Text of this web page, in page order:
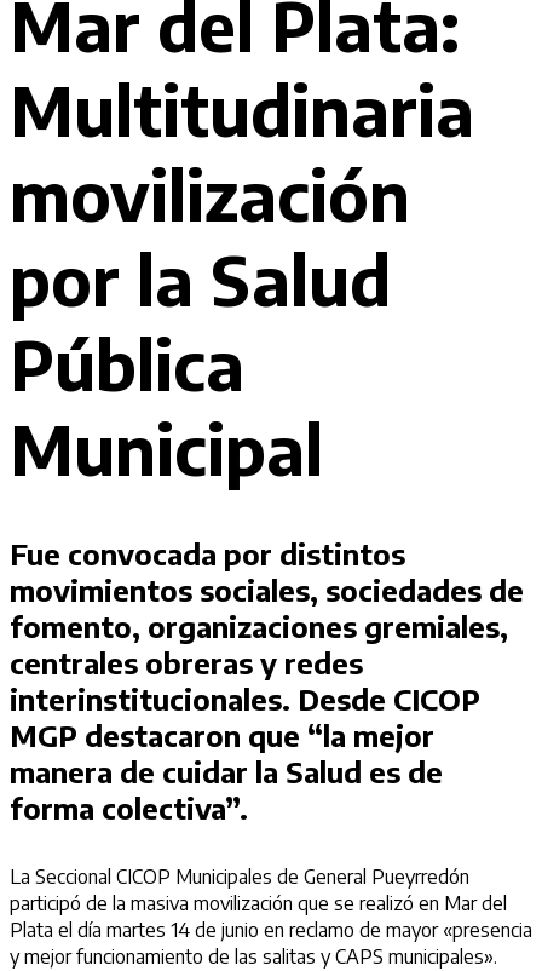
Mar del Plata:
Multitudinaria
movilización
por la Salud
Pública
Municipal
Fue convocada por distintos
movimientos sociales, sociedades de
fomento, organizaciones gremiales,
centrales obreras y redes
interinstitucionales. Desde CICOP
MGP destacaron que “la mejor
manera de cuidar la Salud es de
forma colectiva”.
La Seccional CICOP Municipales de General Pueyrredón
participó de la masiva movilización que se realizó en Mar del
Plata el día martes 14 de junio en reclamo de mayor «presencia
y mejor funcionamiento de las salitas y CAPS municipales».